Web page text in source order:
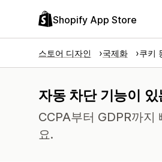
Shopify App Store
스토어 디자인 국제화 쿠키
자동 차단 기능이
CCPA부터 GDPR까지
요.